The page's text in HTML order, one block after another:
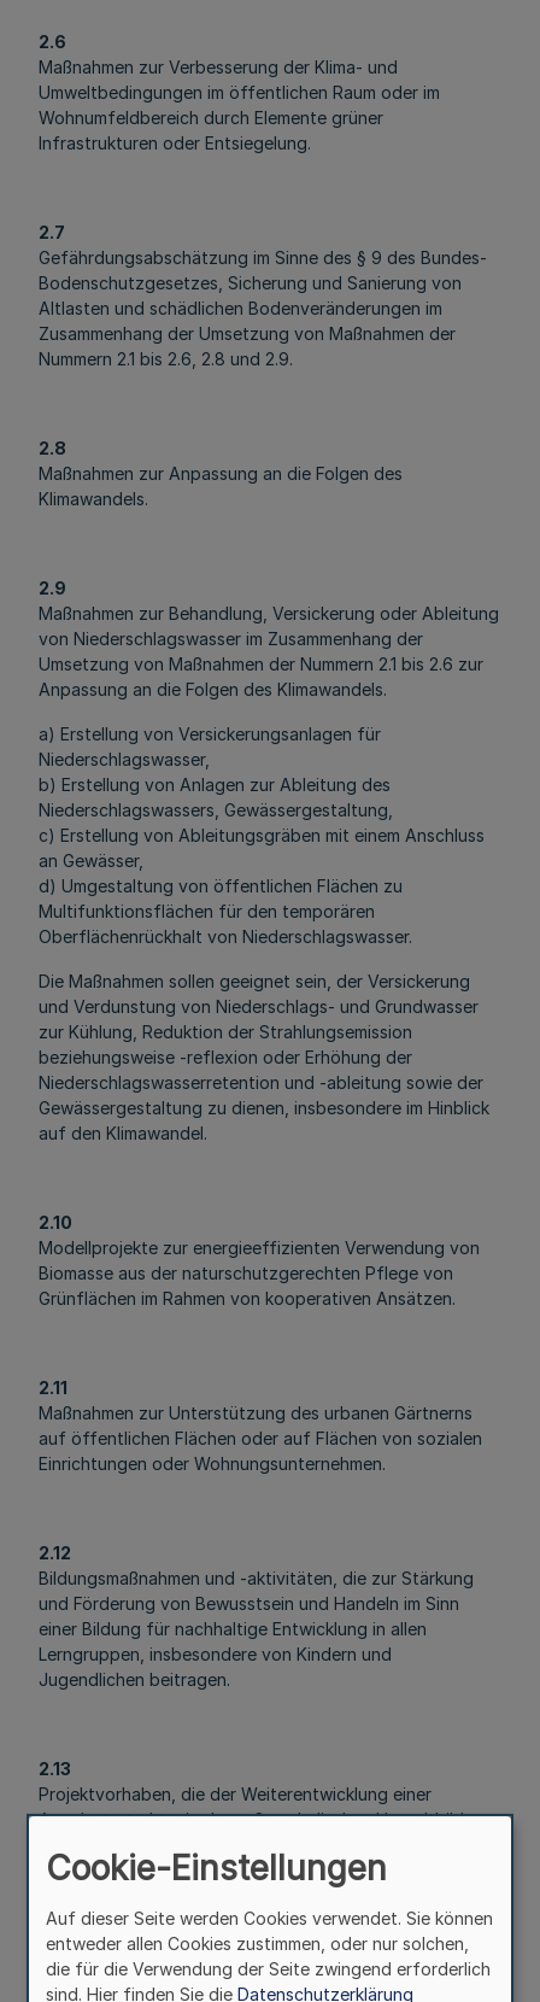
2.6
Maßnahmen zur Verbesserung der Klima- und
Umweltbedingungen im öffentlichen Raum oder im
Wohnumfeldbereich durch Elemente grüner
Infrastrukturen oder Entsiegelung.
2.7
Gefährdungsabschätzung im Sinne des § 9 des Bundes-
Bodenschutzgesetzes, Sicherung und Sanierung von
Altlasten und schädlichen Bodenveränderungen im
Zusammenhang der Umsetzung von Maßnahmen der
Nummern 2.1 bis 2.6, 2.8 und 2.9.
2.8
Maßnahmen zur Anpassung an die Folgen des
Klimawandels.
2.9
Maßnahmen zur Behandlung, Versickerung oder Ableitung
von Niederschlagswasser im Zusammenhang der
Umsetzung von Maßnahmen der Nummern 2.1 bis 2.6 zur
Anpassung an die Folgen des Klimawandels.
a) Erstellung von Versickerungsanlagen für
Niederschlagswasser,
b) Erstellung von Anlagen zur Ableitung des
Niederschlagswassers, Gewässergestaltung,
c) Erstellung von Ableitungsgräben mit einem Anschluss
an Gewässer,
d) Umgestaltung von öffentlichen Flächen zu
Multifunktionsflächen für den temporären
Oberflächenrückhalt von Niederschlagswasser.
Die Maßnahmen sollen geeignet sein, der Versickerung
und Verdunstung von Niederschlags- und Grundwasser
zur Kühlung, Reduktion der Strahlungsemission
beziehungsweise -reflexion oder Erhöhung der
Niederschlagswasserretention und -ableitung sowie der
Gewässergestaltung zu dienen, insbesondere im Hinblick
auf den Klimawandel.
2.10
Modellprojekte zur energieeffizienten Verwendung von
Biomasse aus der naturschutzgerechten Pflege von
Grünflächen im Rahmen von kooperativen Ansätzen.
2.11
Maßnahmen zur Unterstützung des urbanen Gärtnerns
auf öffentlichen Flächen oder auf Flächen von sozialen
Einrichtungen oder Wohnungsunternehmen.
2.12
Bildungsmaßnahmen und -aktivitäten, die zur Stärkung
und Förderung von Bewusstsein und Handeln im Sinn
einer Bildung für nachhaltige Entwicklung in allen
Lerngruppen, insbesondere von Kindern und
Jugendlichen beitragen.
2.13
Projektvorhaben, die der Weiterentwicklung einer
Angebotsstruktur in der außerschulischen Umweltbildung
2.14
Maßnahmenbezogene Öffentlichkeitsarbeit zu den
Nummern 2.1 bis 2.13 einschließlich Informationsaustausch
Cookie-Einstellungen
Auf dieser Seite werden Cookies verwendet. Sie können
entweder allen Cookies zustimmen, oder nur solchen,
die für die Verwendung der Seite zwingend erforderlich
sind. Hier finden Sie die Datenschutzerklärung